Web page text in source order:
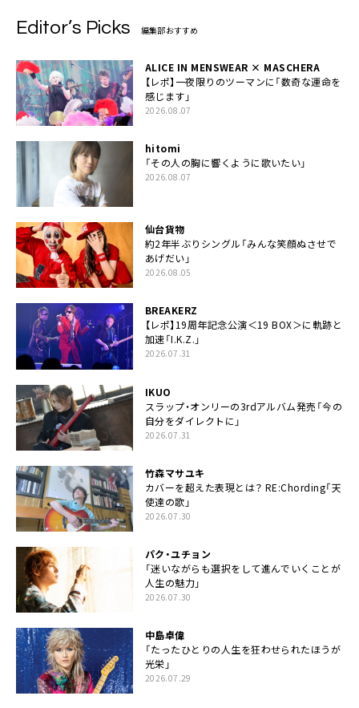
Editor’s Picks 編集部おすすめ
ALICE IN MENSWEAR × MASCHERA
【レポ】一夜限りのツーマンに「数奇な運命を
感じます」
2026.08.07
hitomi
「その人の胸に響くように歌いたい」
2026.08.07
仙台貨物
約2年半ぶりシングル「みんな笑顔ぬさせで
あげだい」
2026.08.05
BREAKERZ
【レポ】19周年記念公演＜19 BOX＞に軌跡と
加速「I.K.Z.」
2026.07.31
IKUO
スラップ・オンリーの3rdアルバム発売「今の
自分をダイレクトに」
2026.07.31
竹森マサユキ
カバーを超えた表現とは？ RE:Chording「天
使達の歌」
2026.07.30
パク・ユチョン
「迷いながらも選択をして進んでいくことが
人生の魅力」
2026.07.30
中島卓偉
「たったひとりの人生を狂わせられたほうが
光栄」
2026.07.29